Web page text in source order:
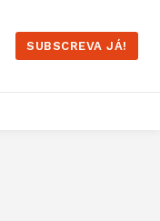
SUBSCREVA JÁ!